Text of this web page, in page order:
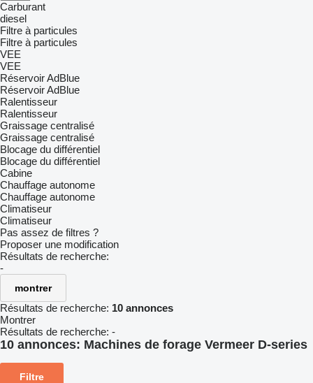
Carburant
diesel
Filtre à particules
Filtre à particules
VEE
VEE
Réservoir AdBlue
Réservoir AdBlue
Ralentisseur
Ralentisseur
Graissage centralisé
Graissage centralisé
Blocage du différentiel
Blocage du différentiel
Cabine
Chauffage autonome
Chauffage autonome
Climatiseur
Climatiseur
Pas assez de filtres ?
Proposer une modification
Résultats de recherche:
-
montrer
Résultats de recherche: 10 annonces
Montrer
Résultats de recherche: -
10 annonces: Machines de forage Vermeer D-series
Filtre